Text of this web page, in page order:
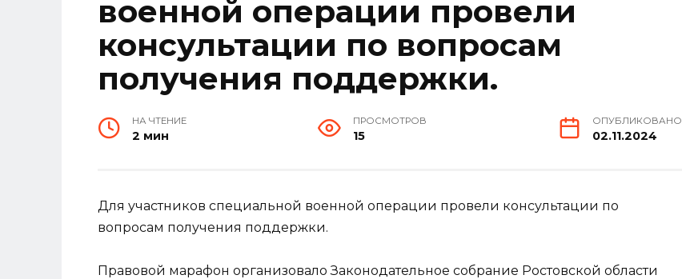
военной операции провели
консультации по вопросам
получения поддержки.
НА ЧТЕНИЕ
2 мин
ПРОСМОТРОВ
15
ОПУБЛИКОВАНО
02.11.2024
Для участников специальной военной операции провели консультации по
вопросам получения поддержки.
Правовой марафон организовало Законодательное собрание Ростовской области